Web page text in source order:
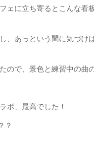
ェに立ち寄るとこんな看板
、あっという間に気づけ
ので、景色と練習中の曲
ボ、最高でした！
？